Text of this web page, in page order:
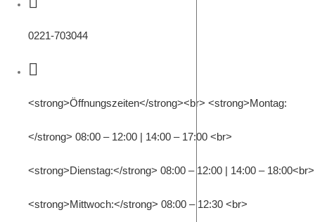
0221-703044
<strong>Öffnungszeiten</strong><br> <strong>Montag:
</strong> 08:00 – 12:00 | 14:00 – 17:00 <br>
<strong>Dienstag:</strong> 08:00 – 12:00 | 14:00 – 18:00<br>
<strong>Mittwoch:</strong> 08:00 – 12:30 <br>